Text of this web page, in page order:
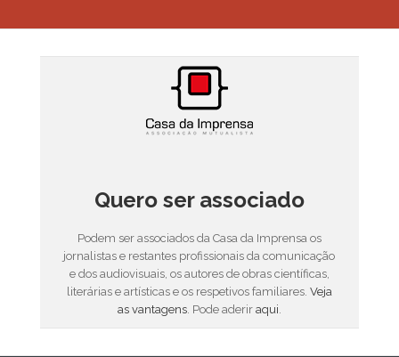
Quero ser associado
Podem ser associados da Casa da Imprensa os
jornalistas e restantes profissionais da comunicação
e dos audiovisuais, os autores de obras científicas,
literárias e artísticas e os respetivos familiares. Veja
as vantagens. Pode aderir aqui.